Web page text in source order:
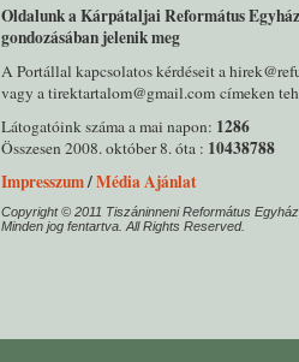
Oldalunk a Kárpátaljai Református
gondozásában jelenik meg
A Portállal kapcsolatos kérdéseit a
vagy a tirektartalom@gmail.com címeken
Látogatóink száma a mai napon: 1286
Összesen 2008. október 8. óta : 10438788
Impresszum/Média Ajánlat
Copyright © 2011 Tiszáninneni Református
Minden jog fentartva. All Rights Reserved.